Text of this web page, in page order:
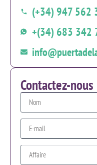
(+34) 947 562
+(34) 683 342
Contactez-nous